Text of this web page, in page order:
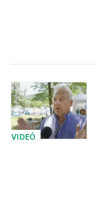
VIDEÓ